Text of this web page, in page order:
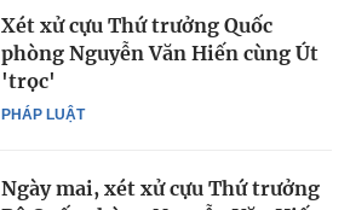
PHÁP LUẬT
Xét xử cựu Thứ trưởng Quốc
phòng Nguyễn Văn Hiến cùng Út
'trọc'
Ngày mai, xét xử cựu Thứ trưởng